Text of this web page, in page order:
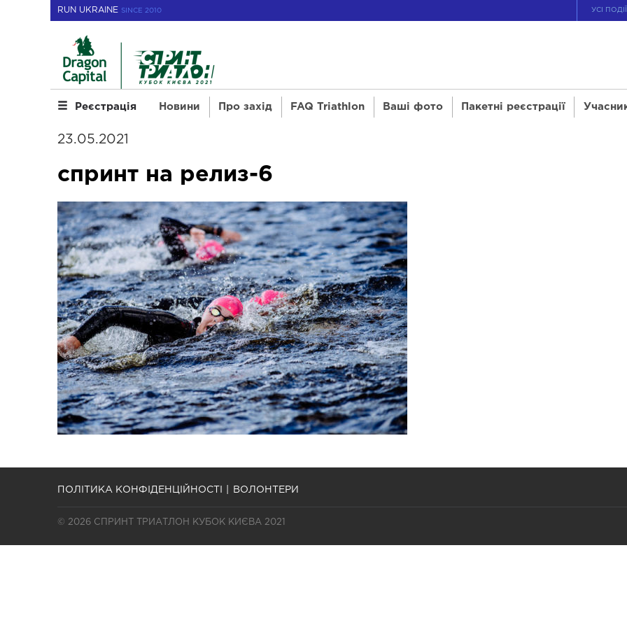
RUN UKRAINE SINCE 2010 УСІ
Реєстрація Новини Про захід FAQ Triathlon Ваші фото Пакетні реєстрації
23.05.2021
спринт на релиз-6
ПОЛІТИКА КОНФІДЕНЦІЙНОСТІ ВОЛОНТЕРИ
© 2026 СПРИНТ ТРИАТЛОН КУБОК КИЄВА 2021